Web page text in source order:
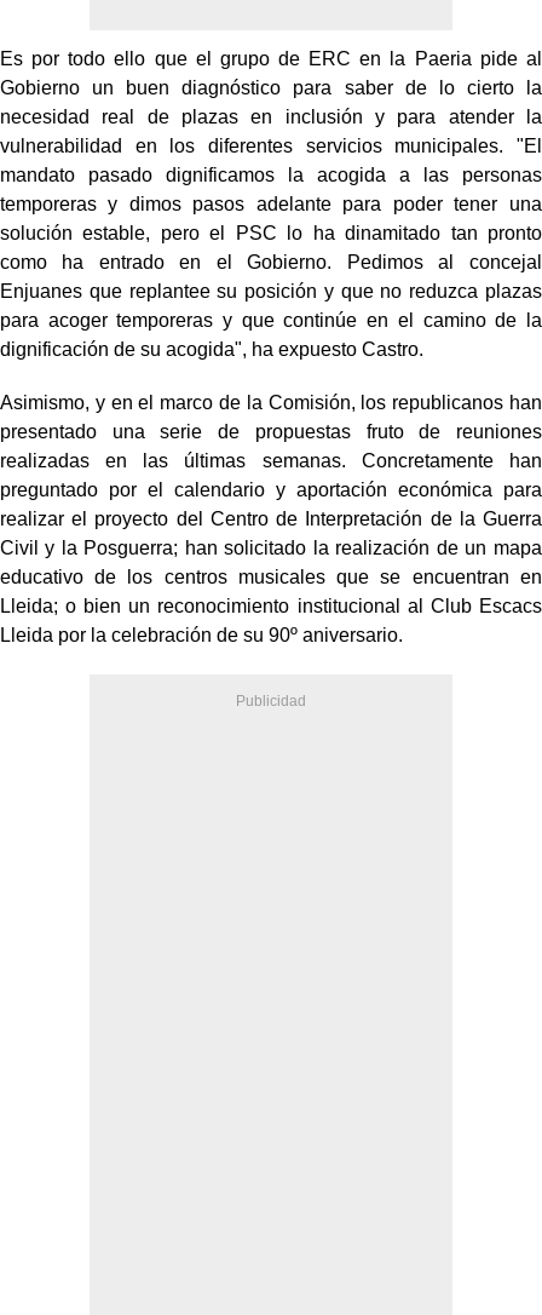
Es por todo ello que el grupo de ERC en la Paeria pide al
Gobierno un buen diagnóstico para saber de lo cierto la
necesidad real de plazas en inclusión y para atender la
vulnerabilidad en los diferentes servicios municipales. "El
mandato pasado dignificamos la acogida a las personas
temporeras y dimos pasos adelante para poder tener una
solución estable, pero el PSC lo ha dinamitado tan pronto
como ha entrado en el Gobierno. Pedimos al concejal
Enjuanes que replantee su posición y que no reduzca plazas
para acoger temporeras y que continúe en el camino de la
dignificación de su acogida", ha expuesto Castro.
Asimismo, y en el marco de la Comisión, los republicanos han
presentado una serie de propuestas fruto de reuniones
realizadas en las últimas semanas. Concretamente han
preguntado por el calendario y aportación económica para
realizar el proyecto del Centro de Interpretación de la Guerra
Civil y la Posguerra; han solicitado la realización de un mapa
educativo de los centros musicales que se encuentran en
Lleida; o bien un reconocimiento institucional al Club Escacs
Lleida por la celebración de su 90º aniversario.